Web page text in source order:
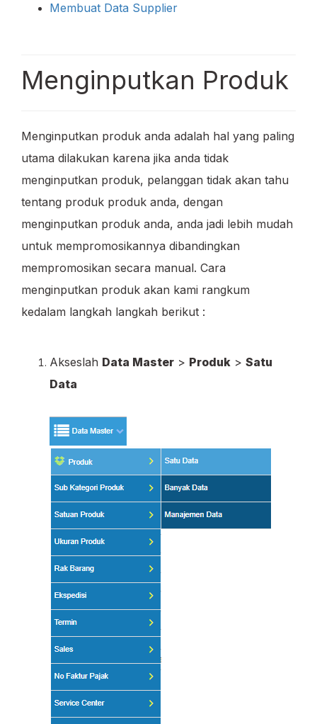
Membuat Data Supplier
Menginputkan Produk
Menginputkan produk anda adalah hal yang paling
utama dilakukan karena jika anda tidak
menginputkan produk, pelanggan tidak akan tahu
tentang produk produk anda, dengan
menginputkan produk anda, anda jadi lebih mudah
untuk mempromosikannya dibandingkan
mempromosikan secara manual. Cara
menginputkan produk akan kami rangkum
kedalam langkah langkah berikut :
Akseslah Data Master > Produk > Satu
Data